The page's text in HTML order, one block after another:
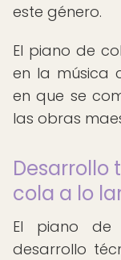
este género.
El piano de
en la música
en que se
las obras
Desarrollo
cola a lo
El piano de
desarrollo